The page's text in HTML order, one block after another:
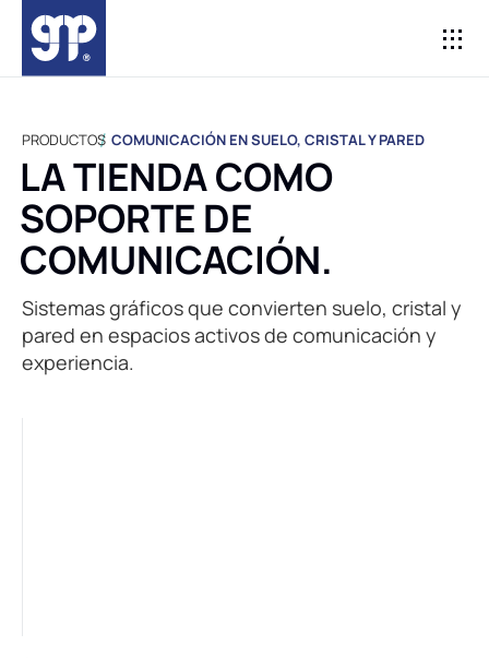
PRODUCTOS COMUNICACIÓN EN SUELO, CRISTAL Y PARED
LA TIENDA COMO
SOPORTE DE
COMUNICACIÓN.
Sistemas gráficos que convierten suelo, cristal y
pared en espacios activos de comunicación y
experiencia.